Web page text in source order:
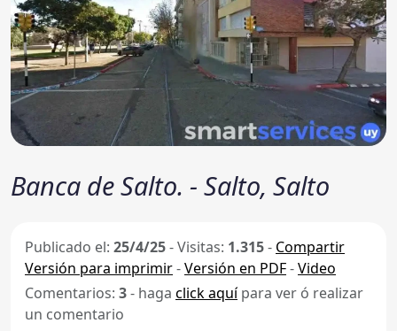
Banca de Salto. - Salto, Salto
Publicado el: 25/4/25-Visitas: 1.315- Compartir
Versión para imprimir-Versión en PDF-Video
Comentarios: 3- haga click aquípara ver ó realizar
un comentario